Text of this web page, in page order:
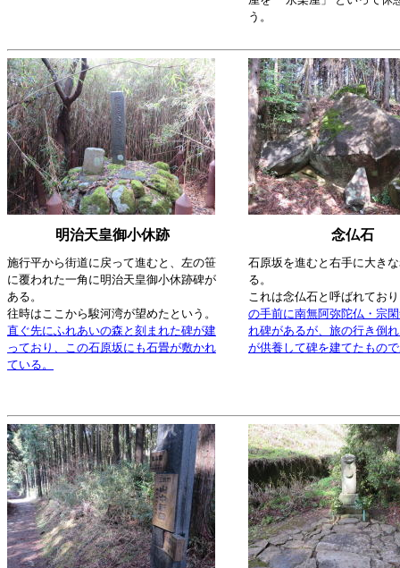
う。
明治天皇御小休跡 念仏石
施行平から街道に戻って進むと、左の笹
に覆われた一角に明治天皇御小休跡碑が
ある。
往時はここから駿河湾が望めたという。
直ぐ先にふれあいの森と刻まれた碑が建
っており、この石原坂にも石畳が敷かれ
ている。
石原坂を進むと右手に大き
る。
これは念仏石と呼ばれてお
の手前に南無阿弥陀仏・宗
れ碑があるが、旅の行き倒
が供養して碑を建てたもの